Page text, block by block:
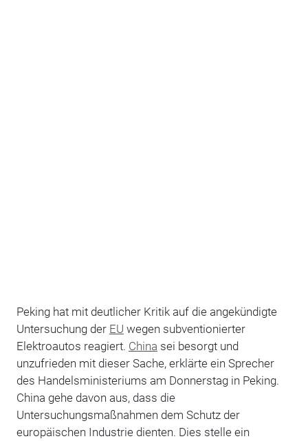
Peking hat mit deutlicher Kritik auf die angekündigte
Untersuchung der EU wegen subventionierter
Elektroautos reagiert. China sei besorgt und
unzufrieden mit dieser Sache, erklärte ein Sprecher
des Handelsministeriums am Donnerstag in Peking.
China gehe davon aus, dass die
Untersuchungsmaßnahmen dem Schutz der
europäischen Industrie dienten. Dies stelle ein